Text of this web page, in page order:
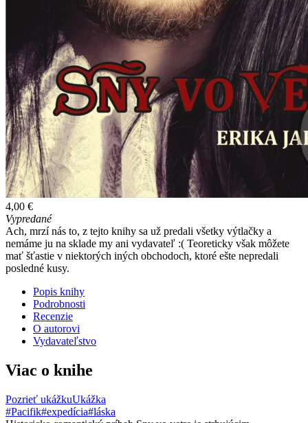
4,00 €
Vypredané
Ach, mrzí nás to, z tejto knihy sa už predali všetky výtlačky a
nemáme ju na sklade my ani vydavateľ :( Teoreticky však môžete
mať šťastie v niektorých iných obchodoch, ktoré ešte nepredali
posledné kusy.
Popis knihy
Podrobnosti
Recenzie
O autorovi
Vydavateľstvo
Viac o knihe
Pozrieť ukážkuUkážka
#Pacifik#expedícia#láska